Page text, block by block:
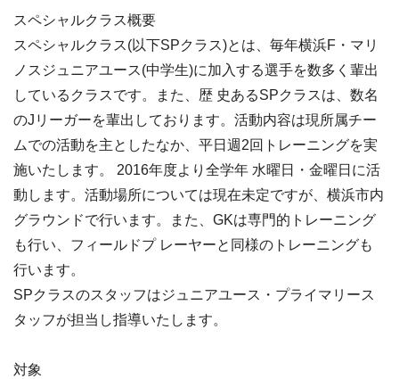
スペシャルクラス概要
スペシャルクラス(以下SPクラス)とは、毎年横浜F・マリ
ノスジュニアユース(中学生)に加入する選手を数多く輩出
しているクラスです。また、歴 史あるSPクラスは、数名
のJリーガーを輩出しております。活動内容は現所属チー
ムでの活動を主としたなか、平日週2回トレーニングを実
施いたします。 2016年度より全学年 水曜日・金曜日に活
動します。活動場所については現在未定ですが、横浜市内
グラウンドで行います。また、GKは専門的トレーニング
も行い、フィールドプ レーヤーと同様のトレーニングも
行います。
SPクラスのスタッフはジュニアユース・プライマリース
タッフが担当し指導いたします。
対象